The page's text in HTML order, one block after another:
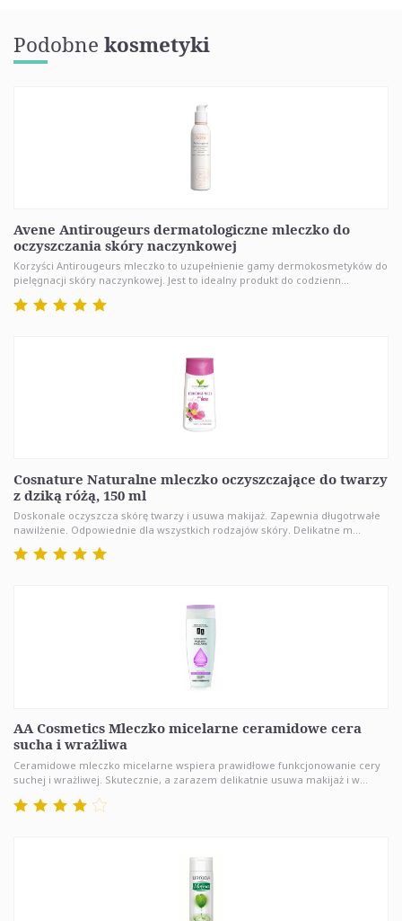
Podobne kosmetyki
Avene Antirougeurs dermatologiczne mleczko do
oczyszczania skóry naczynkowej
Korzyści Antirougeurs mleczko to uzupełnienie gamy dermokosmetyków do
pielęgnacji skóry naczynkowej. Jest to idealny produkt do codzienn...
Cosnature Naturalne mleczko oczyszczające do twarzy
z dziką różą, 150 ml
Doskonale oczyszcza skórę twarzy i usuwa makijaż. Zapewnia długotrwałe
nawilżenie. Odpowiednie dla wszystkich rodzajów skóry. Delikatne m...
AA Cosmetics Mleczko micelarne ceramidowe cera
sucha i wrażliwa
Ceramidowe mleczko micelarne wspiera prawidłowe funkcjonowanie cery
suchej i wrażliwej. Skutecznie, a zarazem delikatnie usuwa makijaż i w...